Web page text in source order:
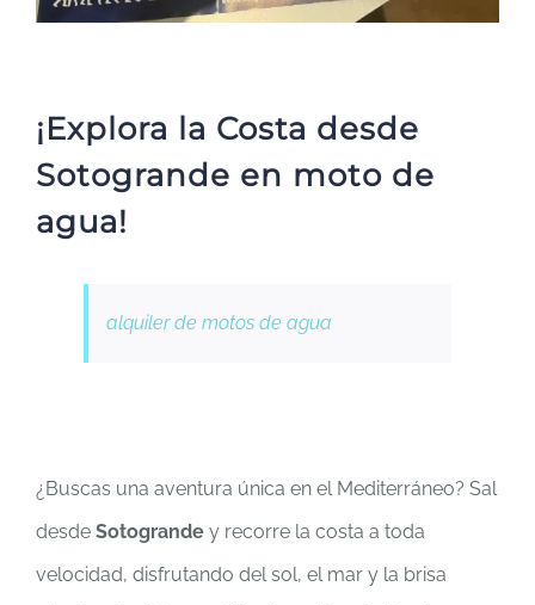
¡Explora la Costa desde
Sotogrande en moto de
agua!
alquiler de motos de agua
¿Buscas una aventura única en el Mediterráneo? Sal
desde Sotogrande y recorre la costa a toda
velocidad, disfrutando del sol, el mar y la brisa